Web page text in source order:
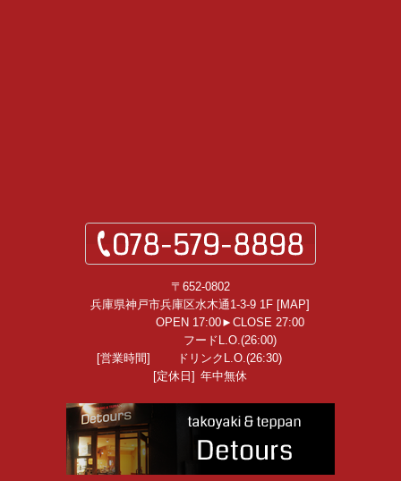
〒652-0802
兵庫県神戸市兵庫区水木通1-3-9 1F [MAP]
[営業時間]
OPEN 17:00►CLOSE 27:00
フードL.O.(26:00)
ドリンクL.O.(26:30)
[定休日] 年中無休